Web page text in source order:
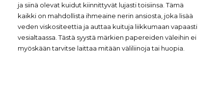
ja siinä olevat kuidut kiinnittyvät lujasti toisiinsa. Tämä
kaikki on mahdollista ihmeaine nerin ansiosta, joka lisää
veden viskositeettia ja auttaa kuituja liikkumaan vapaasti
vesialtaassa. Tästä syystä märkien papereiden väleihin ei
myöskään tarvitse laittaa mitään väliliinoja tai huopia.